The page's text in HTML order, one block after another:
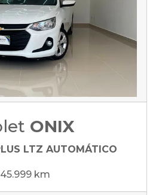
ONIX
LTZ AUTOMÁTICO
45.999 km